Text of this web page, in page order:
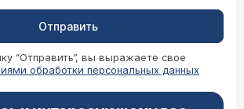
Отправить
“Отправить”, вы выражаете свое
обработки персональных данных